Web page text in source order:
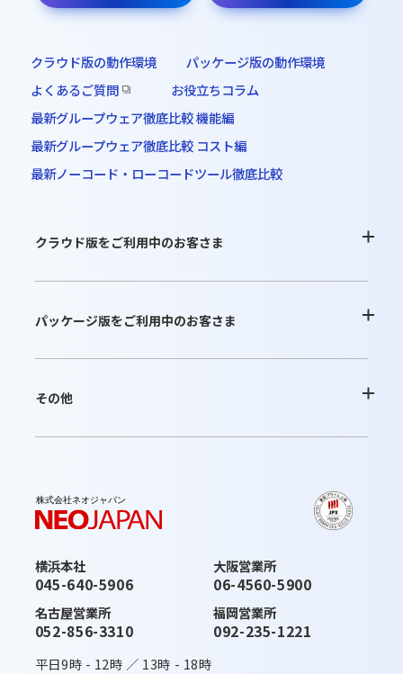
オンラインデモ
クラウド版の動作環境
パッケージ版の動作環境
よくあるご質問
お役立ちコラム
最新グループウェア徹底比較 機能編
最新グループウェア徹底比較 コスト編
最新ノーコード・ローコードツール徹底比較
クラウド版をご利用中のお客さま
ご利用内容の変更
お知らせ
活用ガイド・その他のサポート
パッケージ版をご利用中のお客さま
最新版へのアップデート
お知らせ
その他
これから運用を開始されるお客さま
みなとデスクネッツ（メディア）
契約約款一覧
横浜本社
045-640-5906
大阪営業所
06-4560-5900
名古屋営業所
052-856-3310
福岡営業所
092-235-1221
平日9時 - 12時 ／ 13時 - 18時